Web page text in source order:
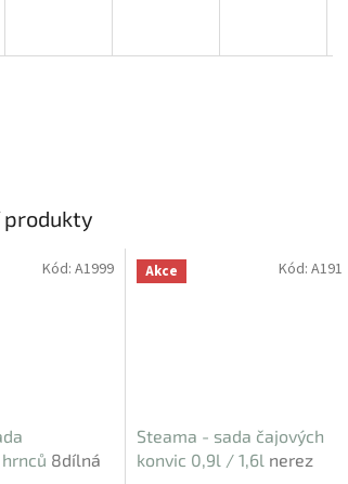
produkty
8dílná
Kód: A1999 Akce
Steama - sada čajových
konvic 0,9l / 1,6l nerez
Kód: A191